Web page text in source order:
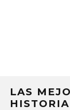
LAS
HISTORIA